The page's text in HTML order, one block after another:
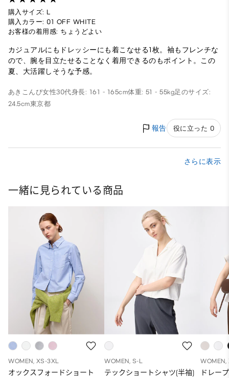
購入サイズ: L
購入カラー: 01 OFF WHITE
お客様の着用感: ちょうどよい
カジュアルにもドレッシーにも着こなせる1枚。袖もフレンチな
ので、腕を目立たせることなく着用できるのもポイント。この
夏、大活躍しそうな予感。
あきこんび女性30代身長: 161 - 165cm体重: 51 - 55kg足のサイズ:
24.5cm東京都
報告 役に立った 0
さらに表示
一緒に見られている商品
WOMEN, XS-3XL
オックスフォードショート
WOMEN, S-L
テックショートシャツ(半袖)
WOMEN,
ドレー